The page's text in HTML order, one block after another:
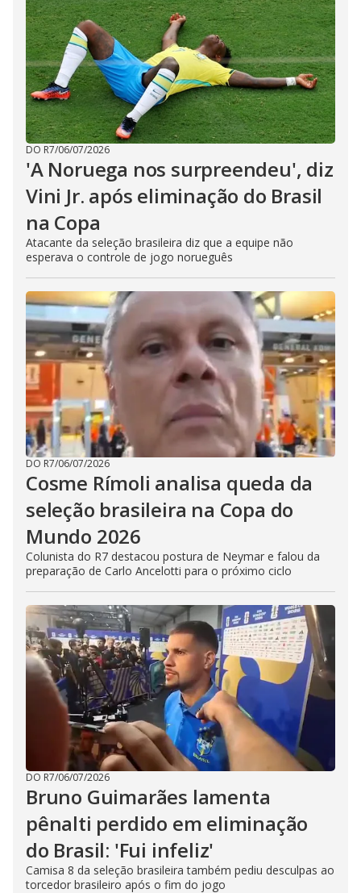
DO R7/06/07/2026
'A Noruega nos surpreendeu', diz
Vini Jr. após eliminação do Brasil
na Copa
Atacante da seleção brasileira diz que a equipe não
esperava o controle de jogo norueguês
DO R7/06/07/2026
Cosme Rímoli analisa queda da
seleção brasileira na Copa do
Mundo 2026
Colunista do R7 destacou postura de Neymar e falou da
preparação de Carlo Ancelotti para o próximo ciclo
DO R7/06/07/2026
Bruno Guimarães lamenta
pênalti perdido em eliminação
do Brasil: 'Fui infeliz'
Camisa 8 da seleção brasileira também pediu desculpas ao
torcedor brasileiro após o fim do jogo